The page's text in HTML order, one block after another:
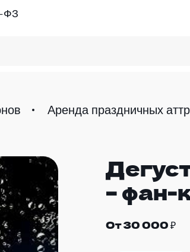
ФЗ
Аренда праздничных
ДЛЯ ВЗРОСЛЫХ
– фан-
От 30 000 ₽